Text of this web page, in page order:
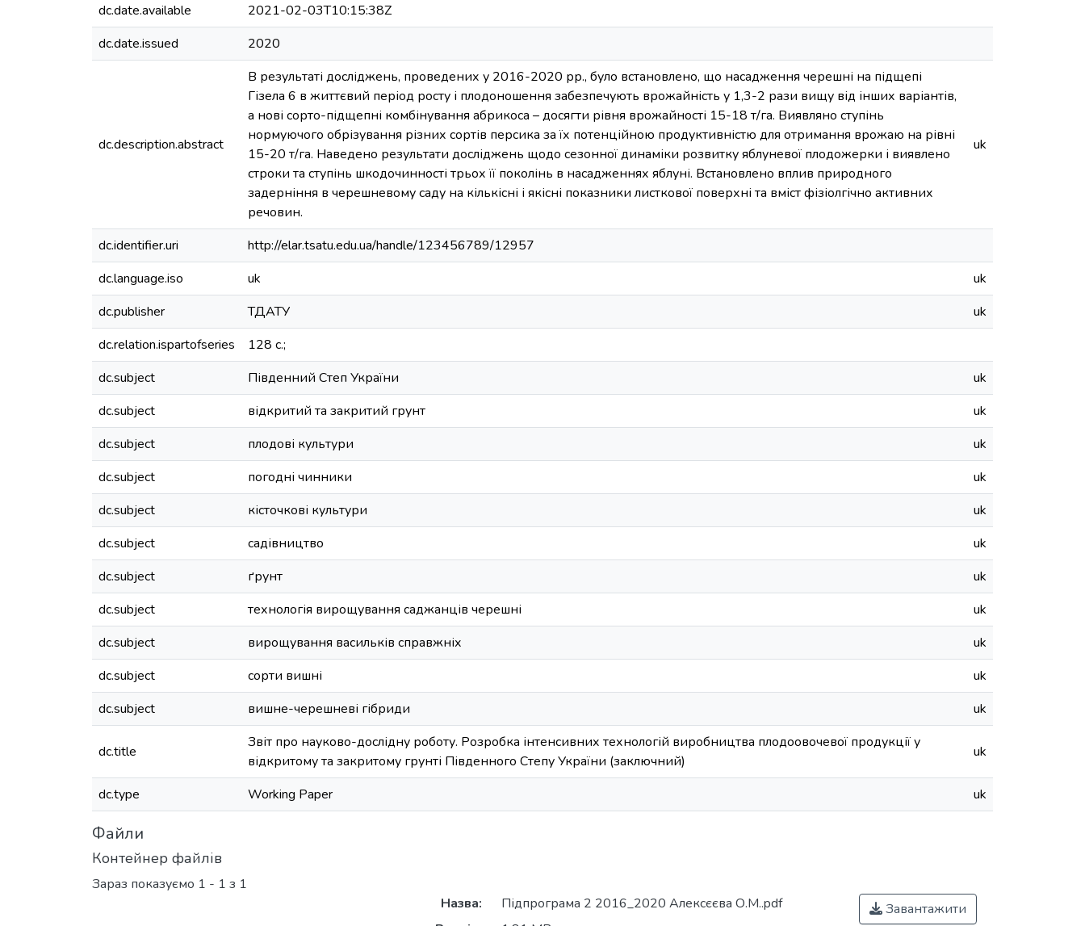
dc.date.available
2021-02-03T10:15:38Z
dc.date.issued
2020
dc.description.abstract
В результаті досліджень, проведених у 2016-2020 рр., було встановлено, що насадження черешні на підщепі
Гізела 6 в життєвий період росту і плодоношення забезпечують врожайність у 1,3-2 рази вищу від інших варіантів,
а нові сорто-підщепні комбінування абрикоса – досягти рівня врожайності 15-18 т/га. Виявляно ступінь
нормуючого обрізування різних сортів персика за їх потенційною продуктивністю для отримання врожаю на рівні
15-20 т/га. Наведено результати досліджень щодо сезонної динаміки розвитку яблуневої плодожерки і виявлено
строки та ступінь шкодочинності трьох її поколінь в насадженнях яблуні. Встановлено вплив природного
задерніння в черешневому саду на кількісні і якісні показники листкової поверхні та вміст фізіолгічно активних
речовин.
uk
dc.identifier.uri
http://elar.tsatu.edu.ua/handle/123456789/12957
dc.language.iso
uk
uk
dc.publisher
ТДАТУ
uk
dc.relation.ispartofseries
128 с.;
dc.subject
Південний Степ України
uk
dc.subject
відкритий та закритий грунт
uk
dc.subject
плодові культури
uk
dc.subject
погодні чинники
uk
dc.subject
кісточкові культури
uk
dc.subject
садівництво
uk
dc.subject
ґрунт
uk
dc.subject
технологія вирощування саджанців черешні
uk
dc.subject
вирощування васильків справжніх
uk
dc.subject
сорти вишні
uk
dc.subject
вишне-черешневі гібриди uk
dc.title
Звіт про науково-дослідну роботу. Розробка інтенсивних технологій виробництва плодоовочевої продукції у
відкритому та закритому грунті Південного Степу України (заключний)
uk
dc.type Working Paper uk
Файли
Контейнер файлів
Зараз показуємо 1 - 1 з 1
Назва:
Підпрограма 2 2016_2020 Алексєєва О.М..pdf
Завантажити